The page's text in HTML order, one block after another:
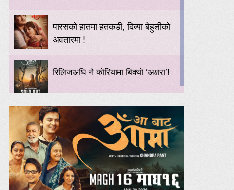
पारसको हातमा हतकडी, दिव्या बेहुलीको
अवतारमा !
रिलिजअघि नै कोरियामा बिक्यो ‘अक्षरा’!